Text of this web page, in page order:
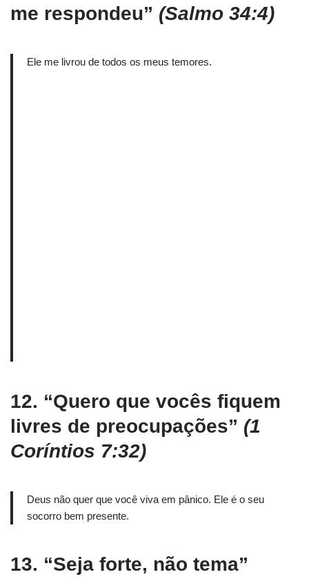
me respondeu” (Salmo 34:4)
Ele me livrou de todos os meus temores.
12. “Quero que vocês fiquem
livres de preocupações” (1
Coríntios 7:32)
Deus não quer que você viva em pânico. Ele é o seu
socorro bem presente.
13. “Seja forte, não tema”